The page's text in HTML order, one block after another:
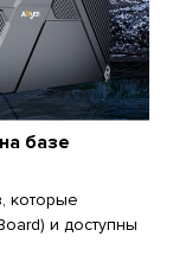
базе
которые
и доступны